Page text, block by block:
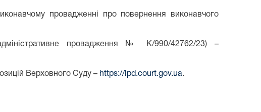
провадженні про повернення виконавчого
провадження № К/990/42762/23) –
Верховного Суду – https://lpd.court.gov.ua.